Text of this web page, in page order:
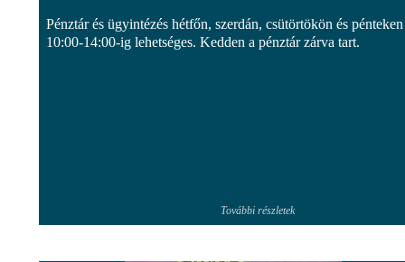
Pénztár és ügyintézés hétfőn, szerdán, csütörtökön és pénteken
10:00-14:00-ig lehetséges. Kedden a pénztár zárva tart.
További részletek